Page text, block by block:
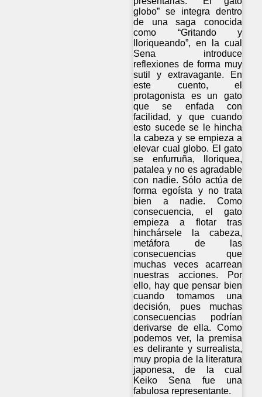
globo” se integra dentro
de una saga conocida
como “Gritando y
lloriqueando”, en la cual
Sena introduce
reflexiones de forma muy
sutil y extravagante. En
este cuento, el
protagonista es un gato
que se enfada con
facilidad, y que cuando
esto sucede se le hincha
la cabeza y se empieza a
elevar cual globo. El gato
se enfurruña, lloriquea,
patalea y no es agradable
con nadie. Sólo actúa de
forma egoísta y no trata
bien a nadie. Como
consecuencia, el gato
empieza a flotar tras
hinchársele la cabeza,
metáfora de las
consecuencias que
muchas veces acarrean
nuestras acciones. Por
ello, hay que pensar bien
cuando tomamos una
decisión, pues muchas
consecuencias podrían
derivarse de ella. Como
podemos ver, la premisa
es delirante y surrealista,
muy propia de la literatura
japonesa, de la cual
Keiko Sena fue una
fabulosa representante.